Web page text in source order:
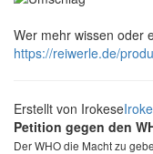
Wer mehr wissen oder
https://reiwerle.de/
Erstellt von Irokese
Petition gegen den
Der WHO die Macht zu